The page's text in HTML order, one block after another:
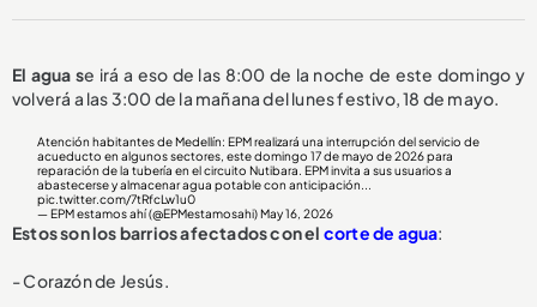
El agua se irá a eso de las 8:00 de la noche de este domingo y
volverá a las 3:00 de la mañana del lunes festivo, 18 de mayo.
Atención habitantes de Medellín: EPM realizará una interrupción del servicio de
acueducto en algunos sectores, este domingo 17 de mayo de 2026 para
reparación de la tubería en el circuito Nutibara. EPM invita a sus usuarios a
abastecerse y almacenar agua potable con anticipación...
pic.twitter.com/7tRfcLw1u0
— EPM estamos ahí (@EPMestamosahi)May 16, 2026
Estos son los barrios afectados con el corte de agua:
- Corazón de Jesús.